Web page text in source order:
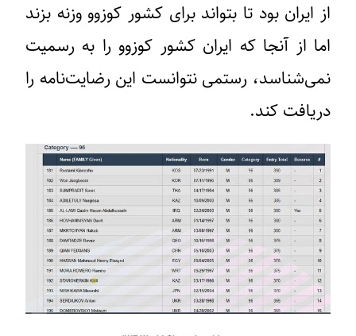
از ایران بود تا بتواند برای کشور کوزوو وزنه بزند
اما از آنجا که ایران کشور کوزوو را به رسمیت
نمی‌شناسد، رستمی نتوانست این رضایت‌نامه را
دریافت کند.